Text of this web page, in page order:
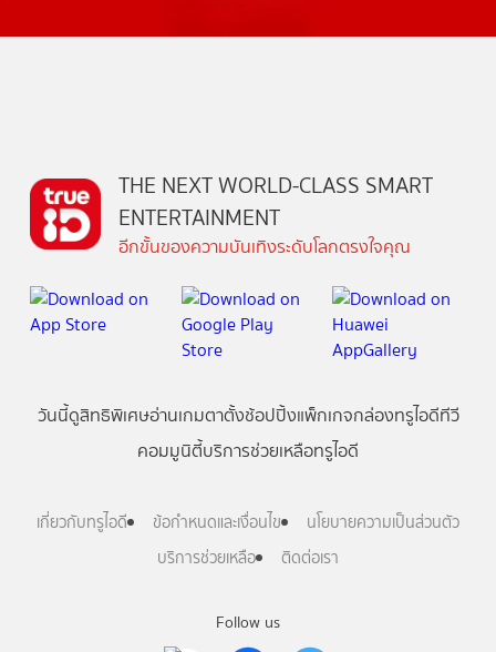
Follow us
THE NEXT WORLD-CLASS SMART
ENTERTAINMENT
อีกขั้นของความบันเทิงระดับโลกตรงใจคุณ
วันนี้ดูสิทธิพิเศษอ่านเกมตาตั้งช้อปปิ้งแพ็กเกจกล่องทรูไอดีทีวี
คอมมูนิตี้บริการช่วยเหลือทรูไอดี
เกี่ยวกับทรูไอดี ข้อกำหนดและเงื่อนไข
นโยบายความเป็นส่วนตัว
บริการช่วยเหลือ
ติดต่อเรา